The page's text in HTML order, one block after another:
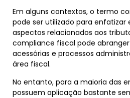
Em alguns contextos, o termo
pode ser utilizado para
aspectos relacionados aos
compliance fiscal pode
acessórias e processos
área fiscal.
No entanto, para a maioria das
possuem aplicação bastante